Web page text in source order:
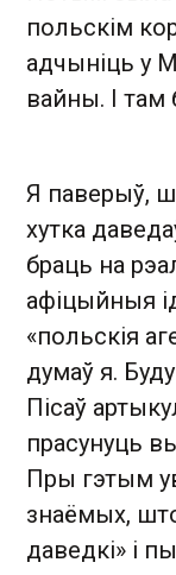
польскім
адчыніць у
вайны. І
Я паверыў,
хутка
браць на
афіцыйныя
«польскія
думаў я.
Пісаў
прасунуць
Пры гэтым
знаёмых,
даведкі» і